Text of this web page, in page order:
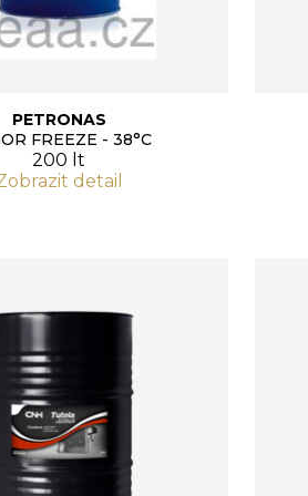
PETRONAS
FREEZE - 38°C
200 lt
detail